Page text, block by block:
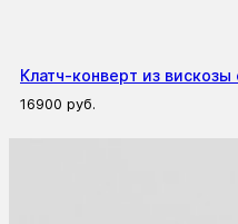
Клатч-конверт из
16900 руб.